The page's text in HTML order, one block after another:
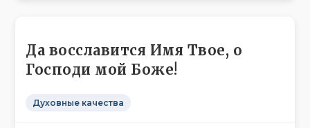
Да восславится Имя Твое, о
Господи мой Боже!
Духовные качества